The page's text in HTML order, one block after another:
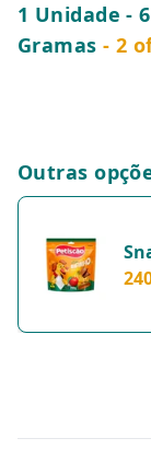
1 Unidade -
Gramas - 2
Outras